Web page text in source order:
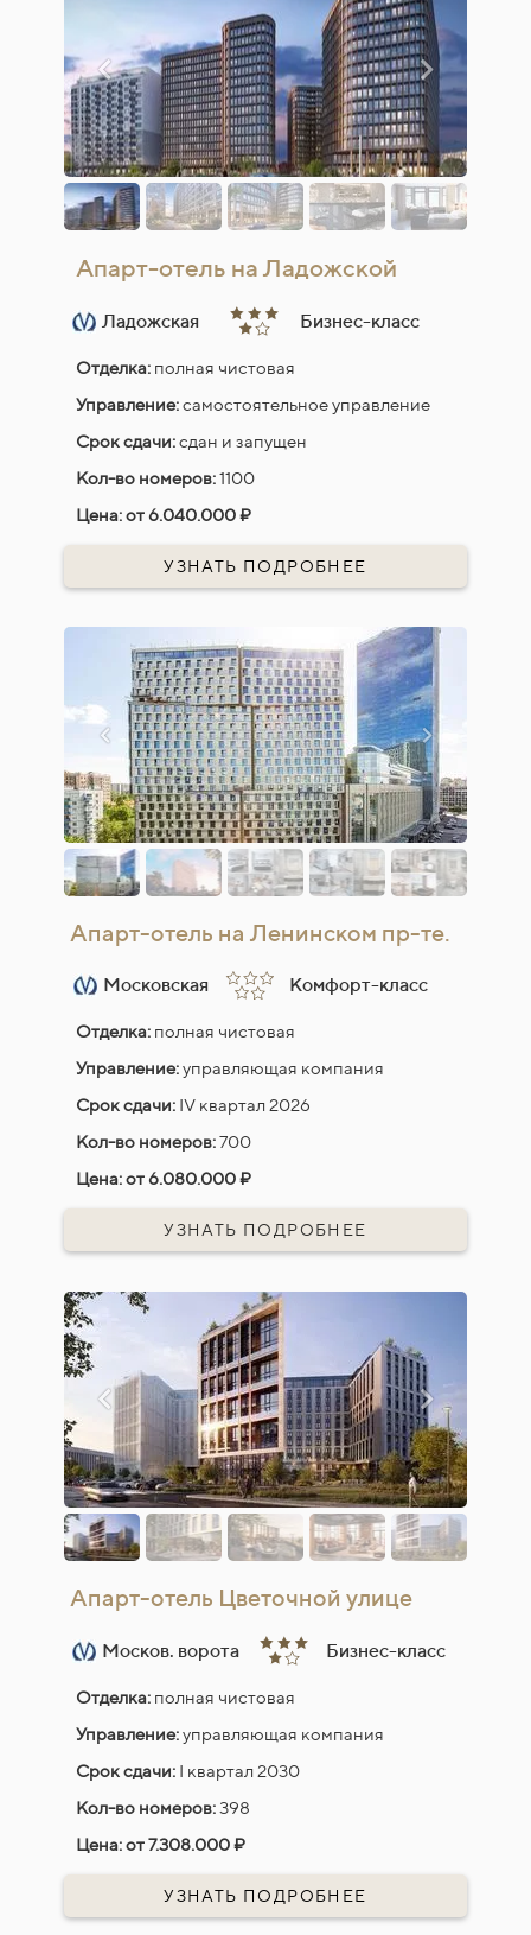
Апарт-отель на Ленинском пр-те.
Московская Комфорт-класс
Отделка: полная чистовая
Управление:управляющая компания
Срок сдачи: IV квартал 2026
Кол-во номеров:700
Цена:от 6.080.000 ₽
УЗНАТЬ ПОДРОБНЕЕ
Апарт-отель Цветочной улице
Москов. ворота Бизнес-класс
Отделка: полная чистовая
Управление:управляющая компания
Срок сдачи: I квартал 2030
Кол-во номеров:398
Цена: от7.308.000₽
УЗНАТЬ ПОДРОБНЕЕ
Апарт-отель на Ладожской
Ладожская Бизнес-класс
Отделка: полная чистовая
Управление:самостоятельное управление
Срок сдачи:сдан и запущен
Кол-во номеров:1100
Цена:от 6.040.000 ₽
УЗНАТЬ ПОДРОБНЕЕ